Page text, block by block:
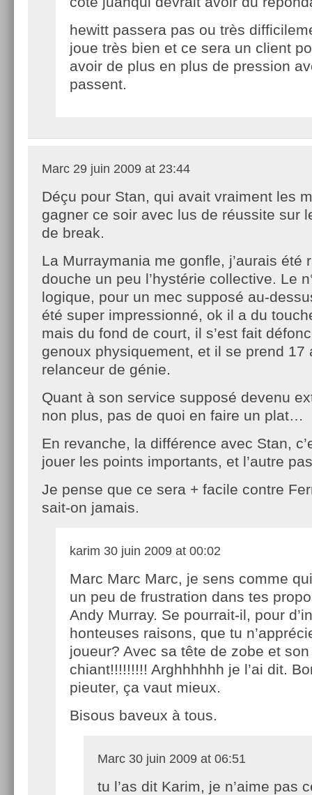
hewitt passera pas ou très
joue très bien et ce sera un client
avoir de plus en plus de pression
passent.
Marc 29 juin 2009 at 23:44
Déçu pour Stan, qui avait vraiment les
gagner ce soir avec lus de réussite sur
de break.
La Murraymania me gonfle, j’aurais été
douche un peu l’hystérie collective. Le
logique, pour un mec supposé au-
été super impressionné, ok il a du
mais du fond de court, il s’est fait
genoux physiquement, et il se prend 17
relanceur de génie.
Quant à son service supposé devenu
non plus, pas de quoi en faire un plat…
En revanche, la différence avec Stan,
jouer les points importants, et l’autre
Je pense que ce sera + facile contre
sait-on jamais.
karim 30 juin 2009 at 00:02
Marc Marc Marc, je sens comme
un peu de frustration dans tes
Andy Murray. Se pourrait-il, pour
honteuses raisons, que tu
joueur? Avec sa tête de zobe et
chiant!!!!!!!!! Arghhhhhh je l’ai dit.
pieuter, ça vaut mieux.
Bisous baveux à tous.
Marc 30 juin 2009 at 06:51
tu l’as dit Karim, je n’aime pas